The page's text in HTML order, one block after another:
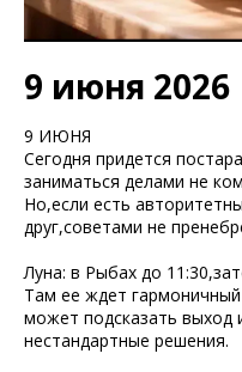
9 июня 2026
9 ИЮНЯ
Сегодня придется
заниматься делами не
Но,если есть
друг,советами не
Луна: в Рыбах до
Там ее ждет
может подсказать выход
нестандартные решения.